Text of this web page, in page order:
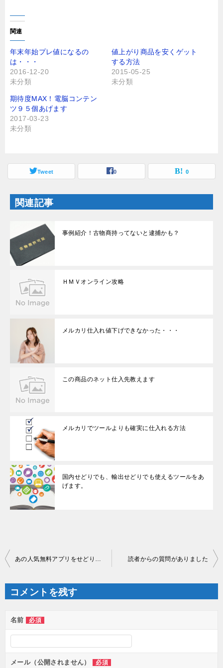
し
て
T
i
t
t
e
r
で
共
(
新
し
い
ウ
ィ
ン
き
す
共
有
る
に
リ
ッ
ク
し
て
し
い
ウ
ン
ド
ウ
で
き
ま
す
関連
年末年始プレ値になるの
は・・・
2016-12-20
未分類
値上がり商品を安くゲット
する方法
2015-05-25
未分類
期待度MAX！電脳コンテン
ツ９５個あげます
2017-03-23
未分類
Tweet 0 0
関連記事
事例紹介！古物商持ってないと逮捕かも？
ＨＭＶオンライン攻略
メルカリ仕入れ値下げできなかった・・・
この商品のネット仕入先教えます
メルカリでツールよりも確実に仕入れる方法
国内せどりでも、輸出せどりでも使えるツールをあ
げます。
投
稿
ナ
ゲ
ー
シ
ン
読者からの質問がありました
コメントを残す
名前 必須
メール（公開されません） 必須